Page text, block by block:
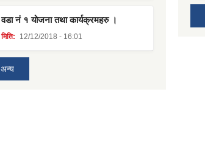
वडा नं १ योजना तथा कार्यक्रमहरु ।
मिति: 12/12/2018 - 16:01
अन्य